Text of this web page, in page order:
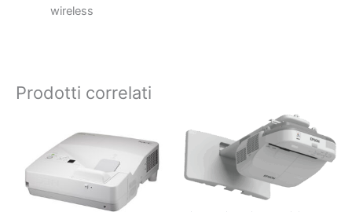
wireless
Prodotti correlati